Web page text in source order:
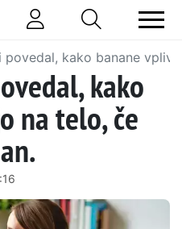
povedal, kako banane
kako
na telo, če